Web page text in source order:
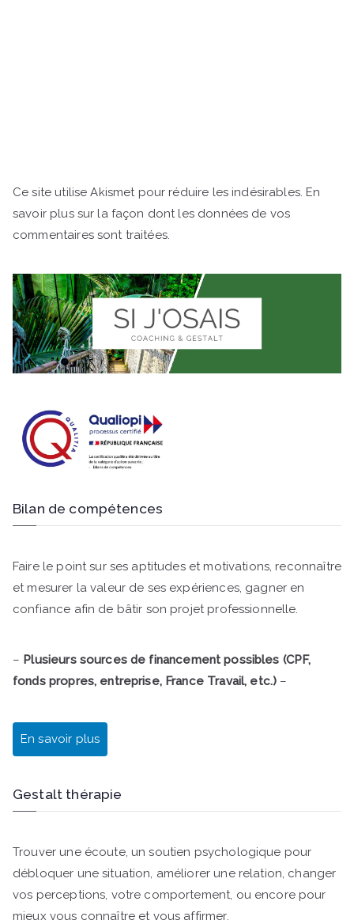
Ce site utilise Akismet pour réduire les indésirables. En
savoir plus sur la façon dont les données de vos
commentaires sont traitées.
Bilan de compétences
Faire le point sur ses aptitudes et motivations, reconnaître
et mesurer la valeur de ses expériences, gagner en
confiance afin de bâtir son projet professionnelle.
– Plusieurs sources de financement possibles (CPF,
fonds propres, entreprise, France Travail, etc.) –
En savoir plus
Gestalt thérapie
Trouver une écoute, un soutien psychologique pour
débloquer une situation, améliorer une relation, changer
vos perceptions, votre comportement, ou encore pour
mieux vous connaître et vous affirmer.